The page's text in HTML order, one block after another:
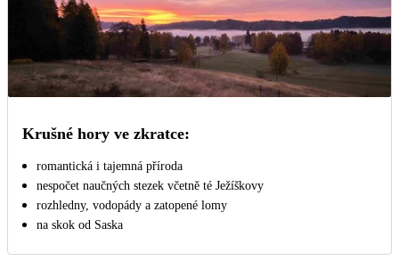
Krušné hory ve zkratce:
romantická i tajemná příroda
nespočet naučných stezek včetně té Ježíškovy
rozhledny, vodopády a zatopené lomy
na skok od Saska